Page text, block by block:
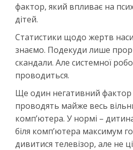
фактор, який впливає на
дітей.
Статистики щодо жертв
знаємо. Подекуди лише
скандали. Але системної
проводиться.
Ще один негативний фактор
проводять майже весь
комп’ютера. У нормі –
біля комп’ютера максимум
дивитися телевізор, але не